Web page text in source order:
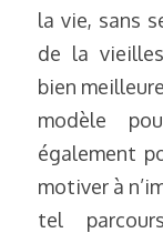
la vie, sans
de la
bien
modèle
également
motiver à
tel